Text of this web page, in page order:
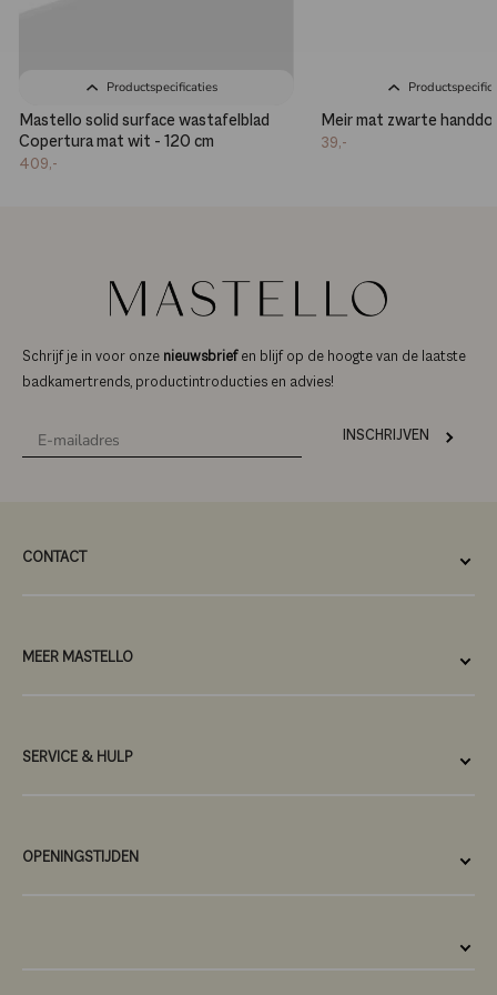
Productspecificaties
Mastello solid surface wastafelblad
Copertura mat wit - 120 cm
409,-
Meir mat zwarte
39,-
Schrijf je in voor onze nieuwsbrief en blijf op de hoogte van de laatste
badkamertrends, productintroducties en advies!
INSCHRIJVEN
CONTACT
MEER MASTELLO
SERVICE & HULP
OPENINGSTIJDEN